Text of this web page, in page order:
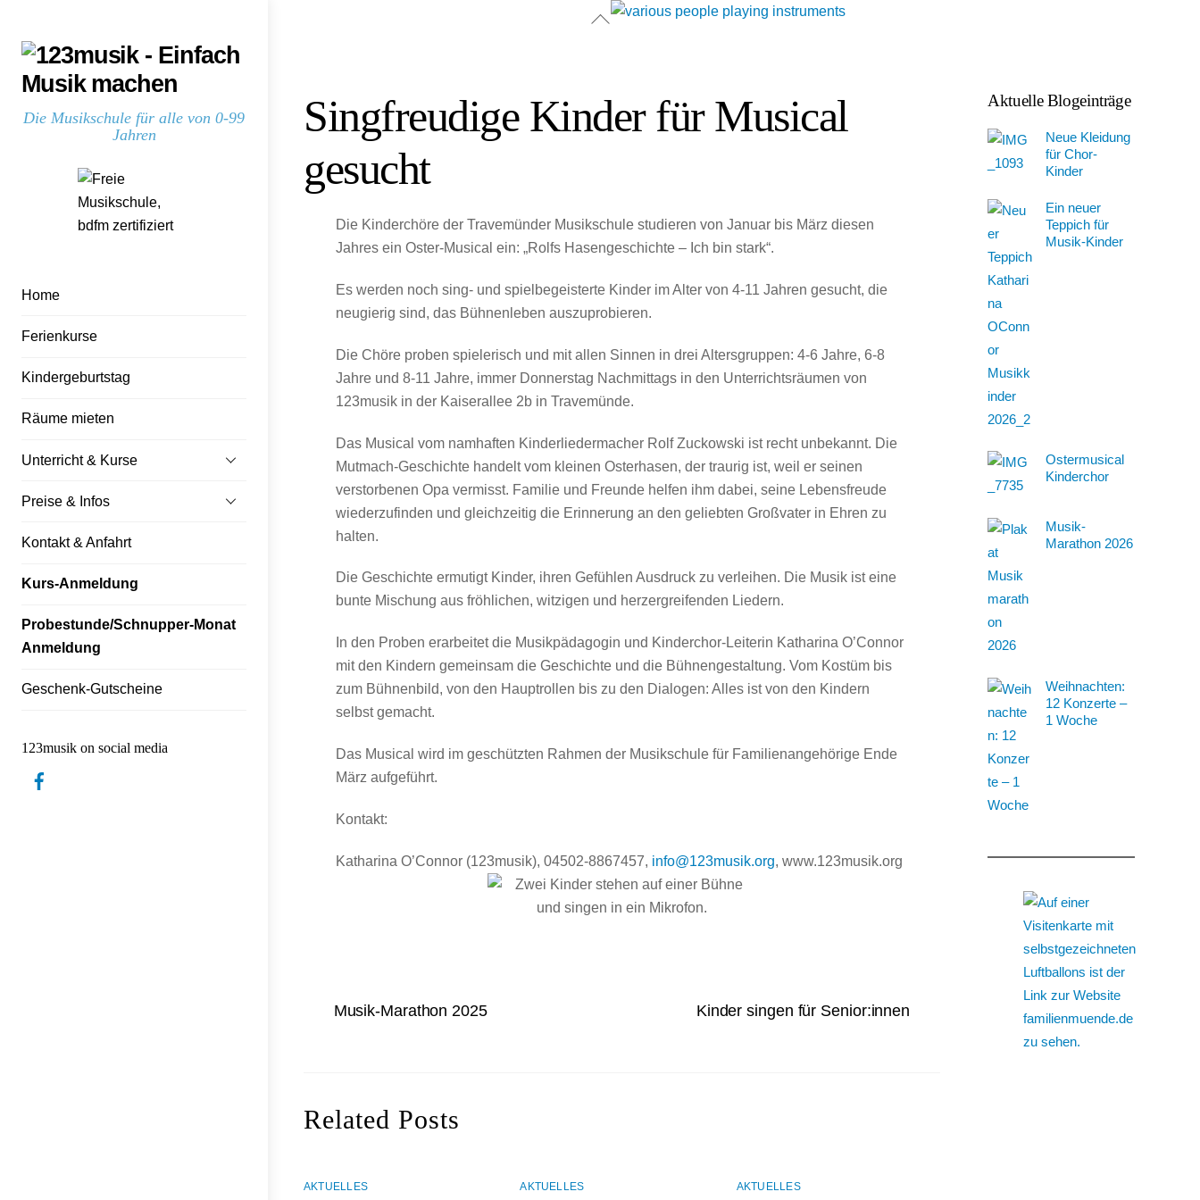
content
content
Die Musikschule für alle von 0-99
Jahren
Home
Ferienkurse
Kindergeburtstag
Räume mieten
Unterricht & Kurse
Preise & Infos
Kontakt & Anfahrt
Kurs-Anmeldung
Probestunde/Schnupper-Monat
Anmeldung
Geschenk-Gutscheine
123musik on social media
Singfreudige Kinder für Musical
gesucht
Die Kinderchöre der Travemünder Musikschule studieren von Januar bis März diesen
Jahres ein Oster-Musical ein: „Rolfs Hasengeschichte – Ich bin stark“.
Es werden noch sing- und spielbegeisterte Kinder im Alter von 4-11 Jahren gesucht, die
neugierig sind, das Bühnenleben auszuprobieren.
Die Chöre proben spielerisch und mit allen Sinnen in drei Altersgruppen: 4-6 Jahre, 6-8
Jahre und 8-11 Jahre, immer Donnerstag Nachmittags in den Unterrichtsräumen von
123musik in der Kaiserallee 2b in Travemünde.
Das Musical vom namhaften Kinderliedermacher Rolf Zuckowski ist recht unbekannt. Die
Mutmach-Geschichte handelt vom kleinen Osterhasen, der traurig ist, weil er seinen
verstorbenen Opa vermisst. Familie und Freunde helfen ihm dabei, seine Lebensfreude
wiederzufinden und gleichzeitig die Erinnerung an den geliebten Großvater in Ehren zu
halten.
Die Geschichte ermutigt Kinder, ihren Gefühlen Ausdruck zu verleihen. Die Musik ist eine
bunte Mischung aus fröhlichen, witzigen und herzergreifenden Liedern.
In den Proben erarbeitet die Musikpädagogin und Kinderchor-Leiterin Katharina O’Connor
mit den Kindern gemeinsam die Geschichte und die Bühnengestaltung. Vom Kostüm bis
zum Bühnenbild, von den Hauptrollen bis zu den Dialogen: Alles ist von den Kindern
selbst gemacht.
Das Musical wird im geschützten Rahmen der Musikschule für Familienangehörige Ende
März aufgeführt.
Kontakt:
Katharina O’Connor (123musik), 04502-8867457, info@123musik.org, www.123musik.org
Musik-Marathon 2025 Kinder singen für Senior:innen
Related Posts
AKTUELLES AKTUELLES AKTUELLES
Aktuelle Blogeinträge
Neue Kleidung
für Chor-
Kinder
Ein neuer
Teppich für
Musik-Kinder
Ostermusical
Kinderchor
Musik-
Marathon 2026
Weihnachten:
12 Konzerte –
1 Woche
Back